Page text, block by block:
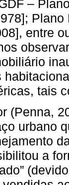
–
entre
tais
(Penna,
urbano
a